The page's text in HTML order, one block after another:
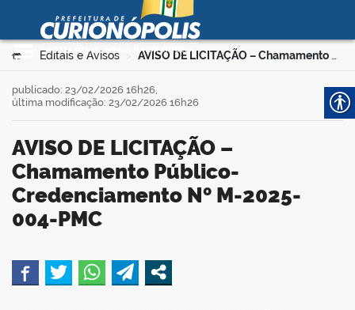
Ir para o conteúdo
Prefeitura Municipal de
Curionópolis
portal
Você está aqui:
Editais e Avisos > AVISO DE LICITAÇÃO – Chamamento Público-Credenciamento Nº M-2025-004-PMC
AVISO DE LICITAÇÃO –
Chamamento Público-
Credenciamento Nº M-2025-
004-PMC
publicado: 23/02/2026 16h26,
última modificação: 23/02/2026 16h26